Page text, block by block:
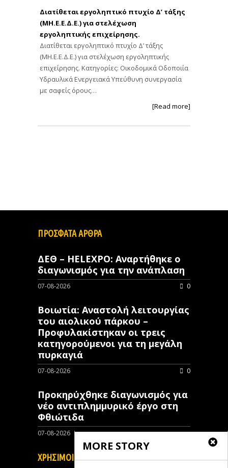
Διατίθεται εργοληπτικό πτυχίο Δ’ τάξης
(ΜΗ.Ε.Ε.Δ.Ε.) για στελέχωση
εργοληπτικής επιχείρησης.
Διατίθεται εργοληπτικό πτυχίο Δ’ τάξης
(ΜΗ.Ε.Ε.Δ.Ε.) για στελέχωση εργοληπτικής
επιχείρησης. Κατηγορίες: Οικοδομικά Οδοποιία
Υδραυλικά Ενεργειακά Υπεύθυνη συνεργασία
με σαφείς όρους…
[Read more]
MORE STORY
ΠΡΟΣΦΑΤΑ ΑΡΘΡΑ
ΔΕΘ – HELEXPO: Αναρτήθηκε ο
διαγωνισμός για την ανάπλαση
07-08-2026 0
Βοιωτία: Αναστολή λειτουργίας
του αιολικού πάρκου –
Προφυλακίστηκαν οι τρεις
κατηγορούμενοι για τη μεγάλη
πυρκαγιά
07-08-2026 0
Προκηρύχθηκε διαγωνισμός για
νέo αντιπλημμυρικό έργο στη
Φθιώτιδα
07-08-2026 0
ΧΡΗΣΙΜΟΙ ΣΥΝΔΕΣΜΟΙ